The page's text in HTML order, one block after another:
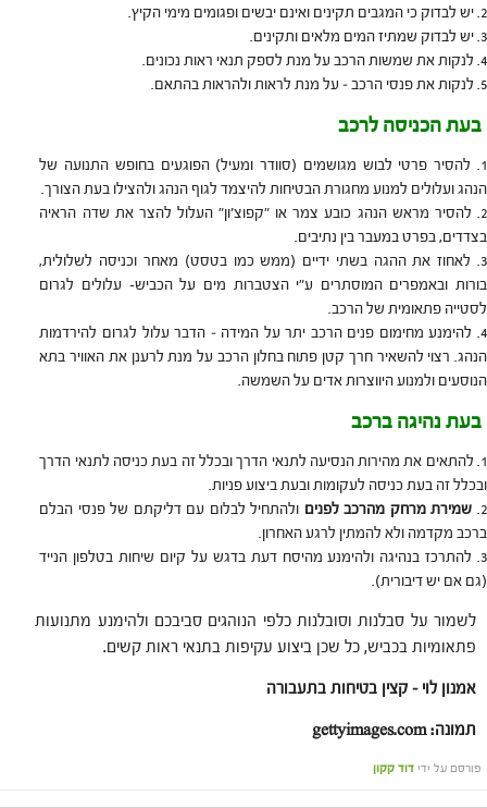
יש לבדוק כי המגבים תקינים ואינם יבשים ופגומים מימי הקיץ.
יש לבדוק שמתיז המים מלאים ותקינים.
לנקות את שמשות הרכב על מנת לספק תנאי ראות נכונים.
לנקות את פנסי הרכב – על מנת לראות ולהראות בהתאם.
בעת הכניסה לרכב
להסיר פרטי לבוש מגושמים (סוודר ומעיל) הפוגעים בחופש התנועה של
הנהג ועלולים למנוע מחגורת הבטיחות להיצמד לגוף הנהג ולהצילו בעת הצורך.
להסיר מראש הנהג כובע צמר או "קפוצ'ון" העלול להצר את שדה הראיה
בצדדים, בפרט במעבר בין נתיבים.
לאחוז את ההגה בשתי ידיים (ממש כמו בטסט) מאחר וכניסה לשלולית,
בורות ובאמפרים המוסתרים ע"י הצטברות מים על הכביש- עלולים לגרום
לסטייה פתאומית של הרכב.
להימנע מחימום פנים הרכב יתר על המידה – הדבר עלול לגרום להירדמות
הנהג. רצוי להשאיר חרך קטן פתוח בחלון הרכב על מנת לרענן את האוויר בתא
הנוסעים ולמנוע היווצרות אדים על השמשה.
בעת נהיגה ברכב
להתאים את מהירות הנסיעה לתנאי הדרך ובכלל זה בעת כניסה לתנאי הדרך
ובכלל זה בעת כניסה לעקומות ובעת ביצוע פניות.
שמירת מרחק מהרכב לפנים ולהתחיל לבלום עם דליקתם של פנסי הבלם
ברכב מקדמה ולא להמתין לרגע האחרון.
להתרכז בנהיגה ולהימנע מהיסח דעת בדגש על קיום שיחות בטלפון הנייד
(גם אם יש דיבורית).
לשמור על סבלנות וסובלנות כלפי הנוהגים סביבכם ולהימנע מתנועות
פתאומיות בכביש, כל שכן ביצוע עקיפות בתנאי ראות קשים.
אמנון לוי – קצין בטיחות בתעבורה
תמונה: gettyimages.com
פורסם על ידי דוד קקון